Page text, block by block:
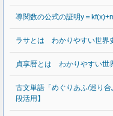
導関数の公式の証明y＝
ラサとは わかりやすい世界
貞享暦とは わかりやすい世
古文単語「めぐりあふ/巡り
段活用】